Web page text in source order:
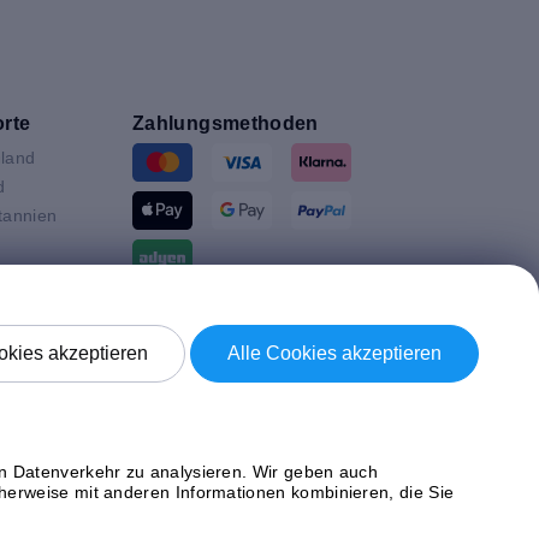
Zahlungsmethoden
Versand mit
akzeptieren
Alle Cookies akzeptieren
Datenverkehr zu analysieren. Wir geben auch
mit anderen Informationen kombinieren, die Sie